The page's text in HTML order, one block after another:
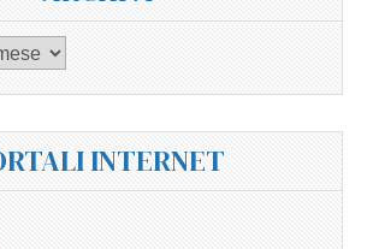
INTERNET